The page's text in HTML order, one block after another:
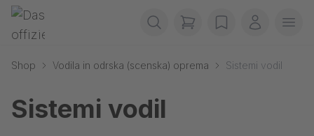
Preskoči navigacijo
Gerriets
items in cart, view
wishlistMoj
Shop Vodila in odrska (scenska) oprema Sistemi vodil
Sistemi vodil